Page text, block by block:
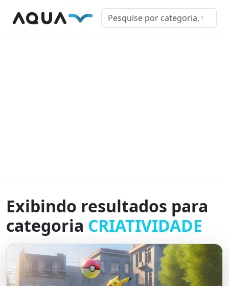
Exibindo resultados para
categoria CRIATIVIDADE